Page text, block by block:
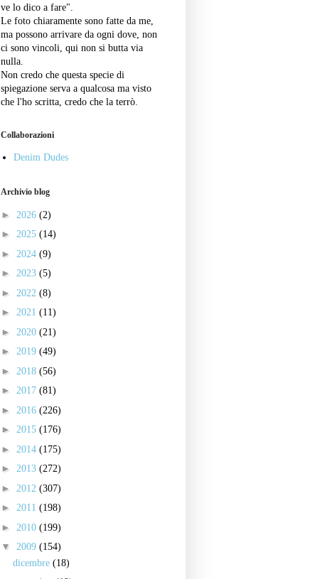
ve lo dico a fare".
Le foto chiaramente sono fatte da me,
ma possono arrivare da ogni dove, non
ci sono vincoli, qui non si butta via
nulla.
Non credo che questa specie di
spiegazione serva a qualcosa ma visto
che l'ho scritta, credo che la terrò.
Collaborazioni
Denim Dudes
Archivio blog
► 2026 (2)
► 2025 (14)
► 2024 (9)
► 2023 (5)
► 2022 (8)
► 2021 (11)
► 2020 (21)
► 2019 (49)
► 2018 (56)
► 2017 (81)
► 2016 (226)
► 2015 (176)
► 2014 (175)
► 2013 (272)
► 2012 (307)
► 2011 (198)
► 2010 (199)
▼ 2009 (154)
dicembre (18)